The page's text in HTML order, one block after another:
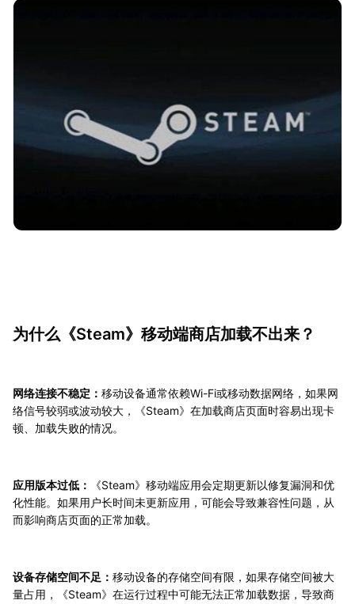
为什么《Steam》移动端商店加载不出来？
网络连接不稳定： 移动设备通常依赖Wi-Fi或移动数据网络，如果网
络信号较弱或波动较大，《Steam》在加载商店页面时容易出现卡
顿、加载失败的情况。
应用版本过低：
《Steam》移动端应用会定期更新以修复漏洞和优
化性能。如果用户长时间未更新应用，可能会导致兼容性问题，从
而影响商店页面的正常加载。
设备存储空间不足： 移动设备的存储空间有限，如果存储空间被大
量占用，《Steam》在运行过程中可能无法正常加载数据，导致商